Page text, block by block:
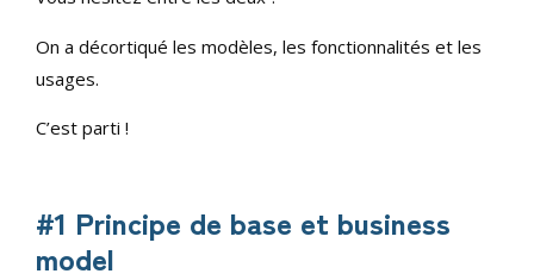
On a décortiqué les modèles, les fonctionnalités et les
usages.
C’est parti !
#1 Principe de base et business
model